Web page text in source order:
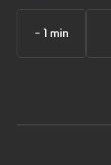
- 1 min